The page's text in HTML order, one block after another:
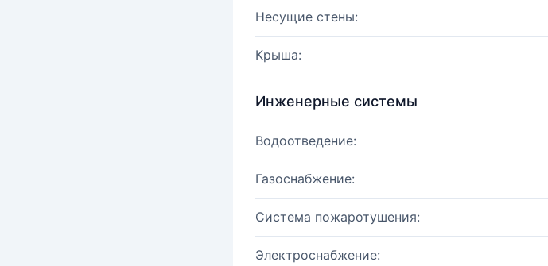
Несущие стены:
Крыша:
Инженерные системы
Водоотведение:
Газоснабжение:
Система пожаротушения:
Электроснабжение: